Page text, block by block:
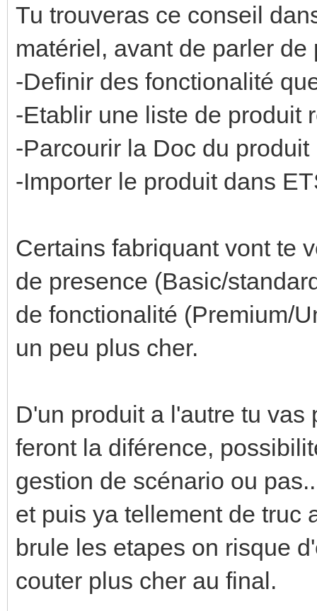
Tu trouveras ce conseil
matériel, avant de parler de
-Definir des fonctionalité
-Etablir une liste de produit
-Parcourir la Doc du produit
-Importer le produit dans
Certains fabriquant vont te
de presence (Basic/
de fonctionalité (Premium/
un peu plus cher.
D'un produit a l'autre tu
feront la diférence,
gestion de scénario ou
et puis ya tellement de truc
brule les etapes on risque
couter plus cher au final.